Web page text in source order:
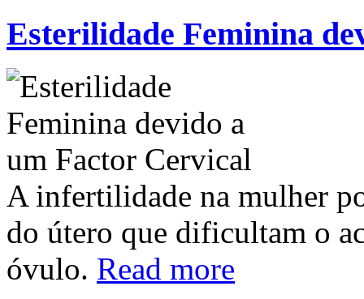
Esterilidade Feminina
A infertilidade na mulher
do útero que dificultam o
óvulo. Read more